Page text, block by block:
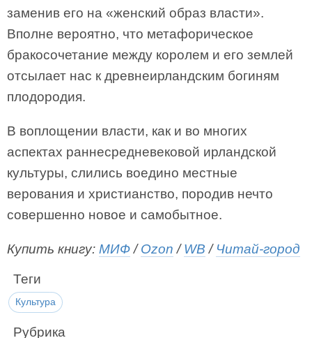
заменив его на «женский образ власти».
Вполне вероятно, что метафорическое
бракосочетание между королем и его землей
отсылает нас к древнеирландским богиням
плодородия.
В воплощении власти, как и во многих
аспектах раннесредневековой ирландской
культуры, слились воедино местные
верования и христианство, породив нечто
совершенно новое и самобытное.
Купить книгу: МИФ/Ozon /WB / Читай-город
Теги
Культура
Рубрика